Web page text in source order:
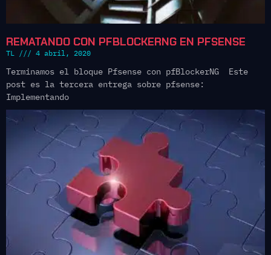
REMATANDO CON PFBLOCKERNG EN PFSENSE
TL 4 abril, 2020
Terminamos el bloque Pfsense con pfBlockerNG Este
post es la tercera entrega sobre pfsense:
Implementando